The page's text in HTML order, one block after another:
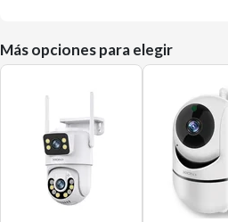
Más opciones para elegir